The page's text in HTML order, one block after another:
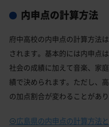
内申点の計算方法
府中高校の内申点の計算方法
されます。基本的には内申点
社会の成績に加えて音楽、家
績で決められます。ただし、
の加点割合が変わることがあり
広島県の内申点の計算方法